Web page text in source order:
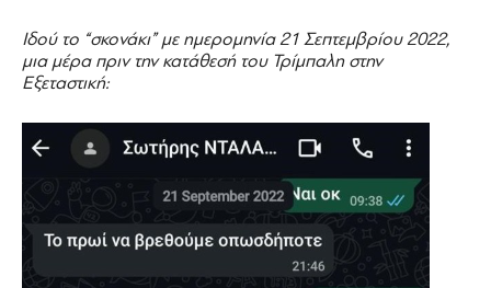
Ιδού το “σκονάκι” με ημερομηνία 21 Σεπτεμβρίου 2022,
μια μέρα πριν την κατάθεσή του Τρίμπαλη στην
Εξεταστική: